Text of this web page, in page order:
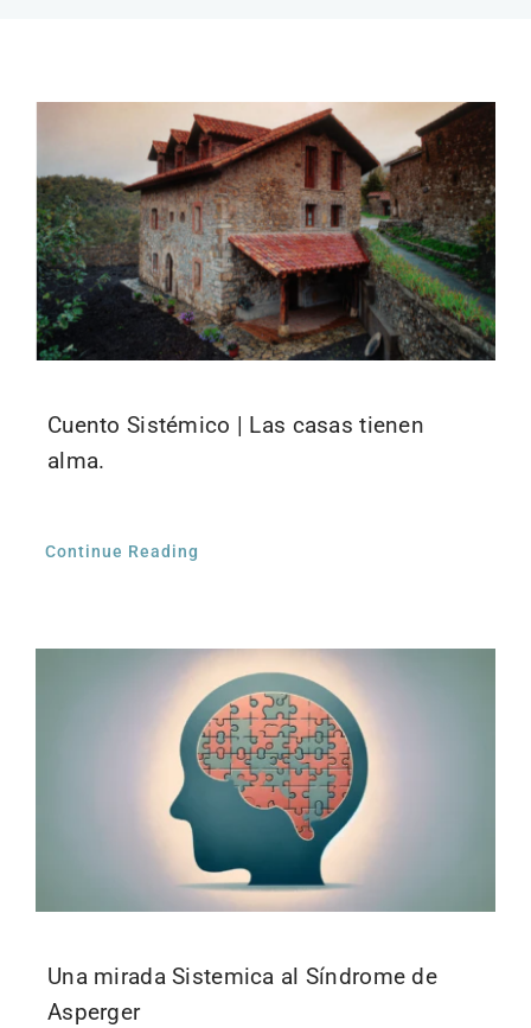
Cuento Sistémico | Las casas tienen
alma.
Continue Reading
Una mirada Sistemica al Síndrome de
Asperger